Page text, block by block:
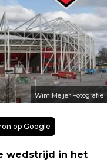
Wim Meijer Fotografie
op Google
wedstrijd in het